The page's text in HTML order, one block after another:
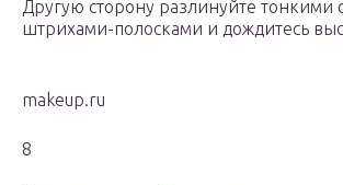
Другую сторону разлинуйте тонкими
штрихами-полосками и дождитесь
makeup.ru
8